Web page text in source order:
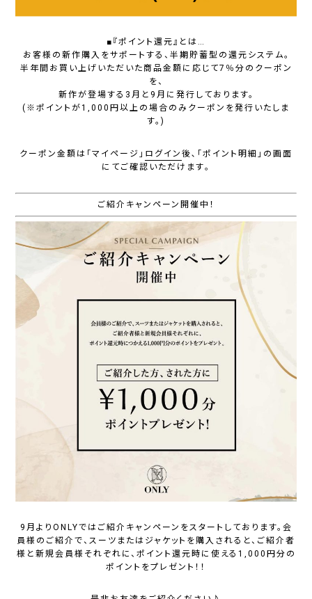
■『ポイント還元』とは…
お客様の新作購入をサポートする、半期貯蓄型の還元システム。
半年間お買い上げいただいた商品金額に応じて7％分のクーポン
を、
新作が登場する3月と9月に発行しております。
(※ポイントが1,000円以上の場合のみクーポンを発行いたしま
す。)
クーポン金額は｢マイページ｣ ログイン 後､｢ポイント明細｣の画面
にてご確認いただけます｡
ご紹介キャンペーン開催中！
9月よりONLYではご紹介キャンペーンをスタートしております。会
員様のご紹介で、スーツまたはジャケットを購入されると、ご紹介者
様と新規会員様それぞれに、ポイント還元時に使える1,000円分の
ポイントをプレゼント！！